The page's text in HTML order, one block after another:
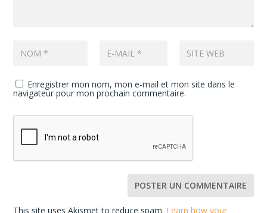
Enregistrer mon nom, mon e-mail et mon site dans le
navigateur pour mon prochain commentaire.
This site uses Akismet to reduce spam. Learn how your